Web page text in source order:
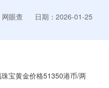
眼查
日期：2026-01-25